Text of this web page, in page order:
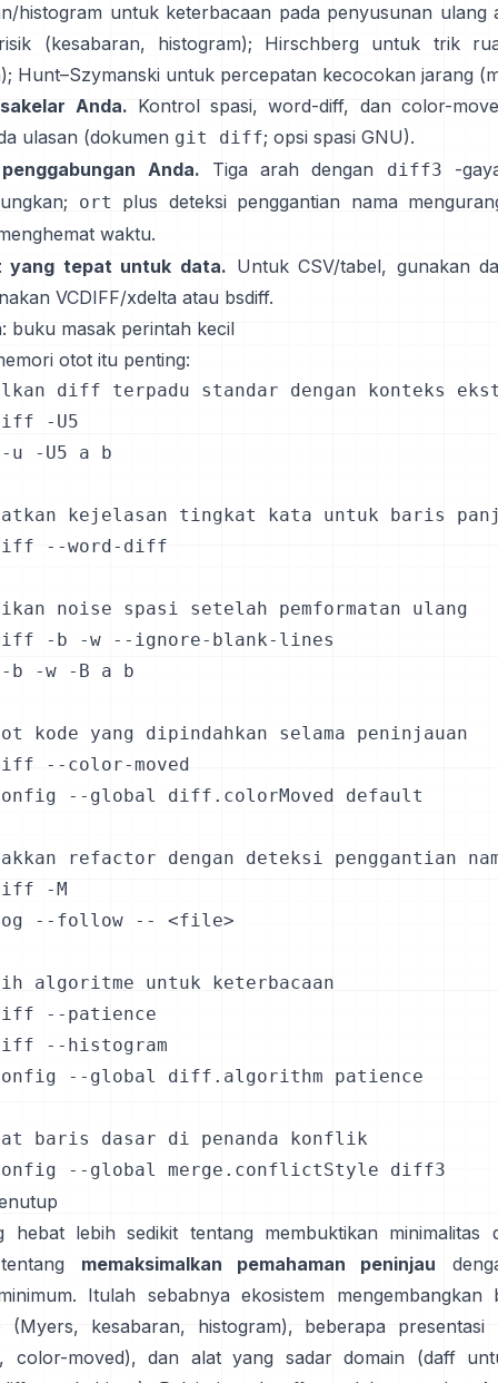
histogram untuk keterbacaan pada penyusunan ulang
(kesabaran, histogram); Hirschberg untuk trik
); Hunt–Szymanski untuk percepatan kecocokan jarang (
Anda. Kontrol spasi, word-diff, dan color-
ulasan (dokumen git diff; opsi spasi GNU).
Anda. Tiga arah dengan diff3
-
ort
plus deteksi penggantian nama
waktu.
yang tepat untuk data. Untuk CSV/tabel, gunakan
VCDIFF/xdelta atau bsdiff.
buku masak perintah kecil
otot itu penting:
diff terpadu standar dengan konteks
-U5
u -U5 a b
kejelasan tingkat kata untuk baris
--word-diff
noise spasi setelah pemformatan ulang
-b -w --ignore-blank-lines
b -w -B a b
kode yang dipindahkan selama peninjauan
--color-moved
--global diff.colorMoved default
refactor dengan deteksi penggantian
-M
--follow -- <file>
algoritme untuk keterbacaan
--patience
--histogram
--global diff.algorithm patience
baris dasar di penanda konflik
--global merge.conflictStyle diff3
hebat lebih sedikit tentang membuktikan minimalitas
memaksimalkan pemahaman peninjau
Itulah sebabnya ekosistem mengembangkan
(Myers, kesabaran, histogram), beberapa presentasi
color-moved), dan alat yang sadar domain (daff